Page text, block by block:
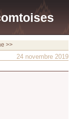
>>
24 novembre 2019